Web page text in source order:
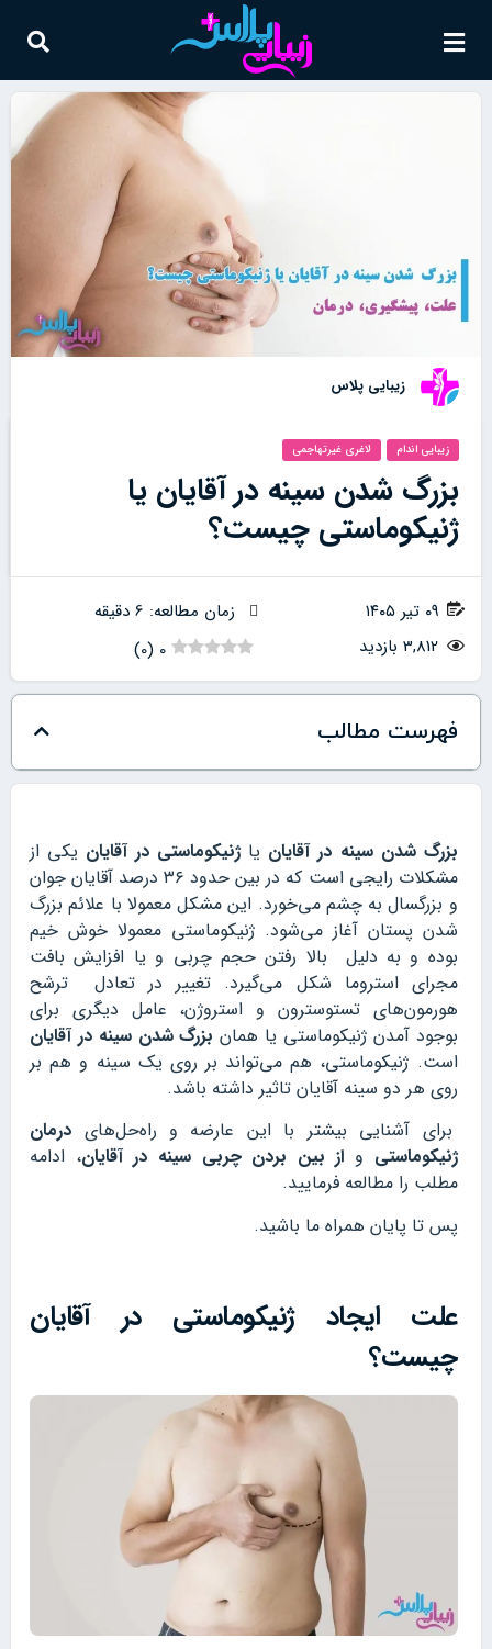
زیبایی پلاس
زیبایی اندام لاغری غیرتهاجمی
بزرگ شدن سینه در آقایان یا
ژنیکوماستی چیست؟
۰۹ تیر ۱۴۰۵
زمان مطالعه: 6 دقیقه
3,812 بازدید
0
(
0
)
فهرست مطالب
بزرگ شدن سینه در آقایان یا ژنیکوماستی در آقایان یکی از
مشکلات رایجی است که در بین حدود ۳۶ درصد آقایان جوان
و بزرگسال به چشم می‌خورد. این مشکل معمولا با علائم بزرگ
شدن پستان‌ آغاز می‌شود. ژنیکوماستی معمولا خوش خیم
بوده و به دلیل بالا رفتن حجم چربی و یا افزایش بافت
مجرای استروما شکل می‌گیرد. تغییر در تعادل ترشح
هورمون‌های تستوسترون و استروژن، عامل دیگری برای
بوجود آمدن ژنیکوماستی یا همان بزرگ شدن سینه در آقایان
است. ژنیکوماستی، هم می‌تواند بر روی یک سینه و هم بر
روی هر دو سینه آقایان تاثیر داشته باشد.
برای آشنایی بیشتر با این عارضه و راه‌حل‌های درمان
ژنیکوماستی و از بین بردن چربی سینه در آقایان، ادامه
مطلب را مطالعه فرمایید.
پس تا پایان همراه ما باشید.
علت ایجاد ژنیکوماستی در آقایان
چیست؟